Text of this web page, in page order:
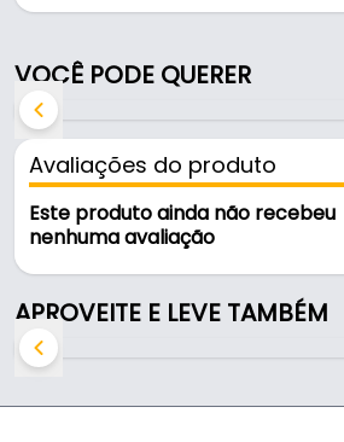
Fabricada em Aço, é resistente e
diário.
Características:
- Marca: Fgvtn
- Modelo: 51MS8505300AB
- Material: Aço
- Diâmetro do caneco: 35 mm
- Espessura da porta: 16 a 26 mm
VOCÊ PODE QUERER
Avaliações do produto
Este produto ainda não recebeu
nenhuma avaliação
APROVEITE E LEVE TAMBÉM